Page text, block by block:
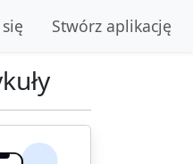
Stwórz aplikację